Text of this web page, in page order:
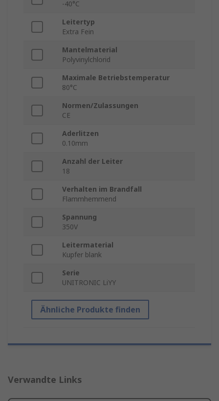
-40°C
Leitertyp
Extra Fein
Mantelmaterial
Polyvinylchlorid
Maximale Betriebstemperatur
80°C
Normen/Zulassungen
CE
Aderlitzen
0.10mm
Anzahl der Leiter
18
Verhalten im Brandfall
Flammhemmend
Spannung
350V
Leitermaterial
Kupfer blank
Serie
UNITRONIC LiYY
Ähnliche Produkte finden
Verwandte Links